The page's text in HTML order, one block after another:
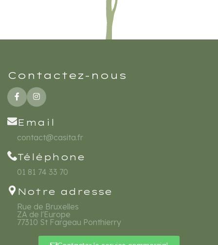
Contactez-nous
Email
contact@casita.fr
Téléphone
01 81 74 33 70
Notre adresse
Rue de Bruxelles
ZA de l'Europe
77310 St Fargeau Ponthierry